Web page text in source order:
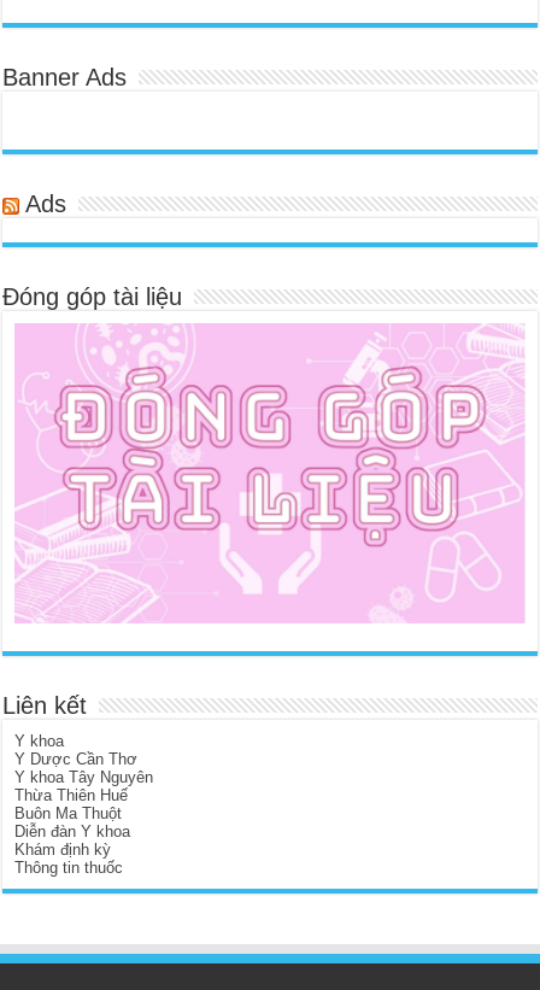
Banner Ads
Ads
Đóng góp tài liệu
Liên kết
Y khoa
Y Dược Cần Thơ
Y khoa Tây Nguyên
Thừa Thiên Huế
Buôn Ma Thuột
Diễn đàn Y khoa
Khám định kỳ
Thông tin thuốc